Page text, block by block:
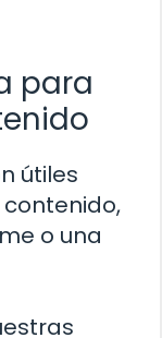
para
útiles
o una